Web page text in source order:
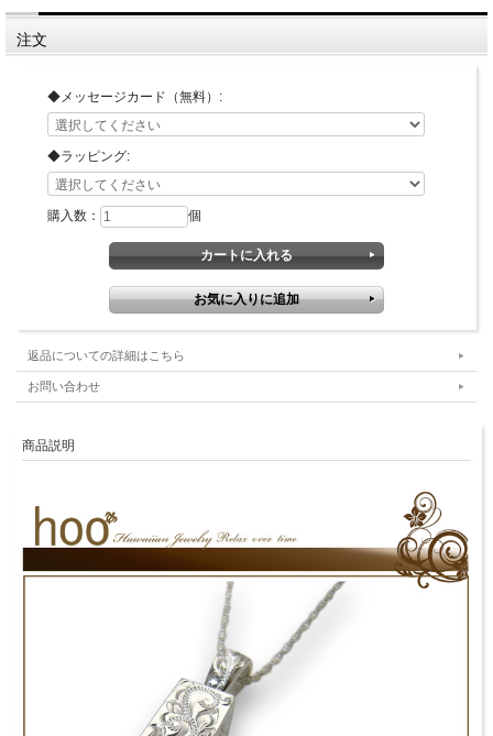
注文
◆メッセージカード（無料）:
◆ラッピング:
購入数： 個
返品についての詳細はこちら
お問い合わせ
商品説明